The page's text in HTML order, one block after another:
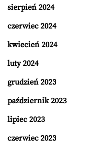
sierpień 2024
czerwiec 2024
kwiecień 2024
luty 2024
grudzień 2023
październik 2023
lipiec 2023
czerwiec 2023